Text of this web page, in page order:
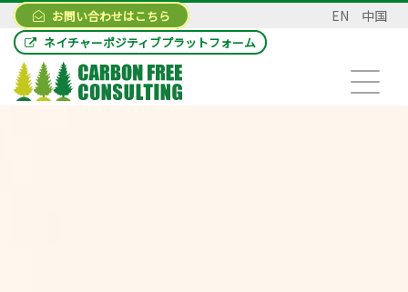
お問い合わせはこちら EN 中国
ネイチャーポジティブプラットフォーム